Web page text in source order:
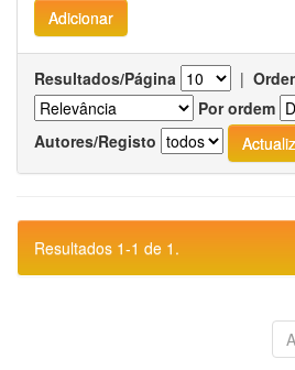
Resultados/Página |
Por ordem
Autores/Registo
Resultados 1-1 de 1.